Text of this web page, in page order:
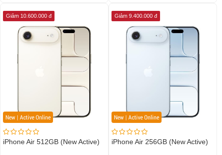
New | Active Online
Giảm 10.600.000 đ
iPhone Air 512GB (New Active)
New | Active Online
Giảm 9.400.000 đ
iPhone Air 256GB (New Active)